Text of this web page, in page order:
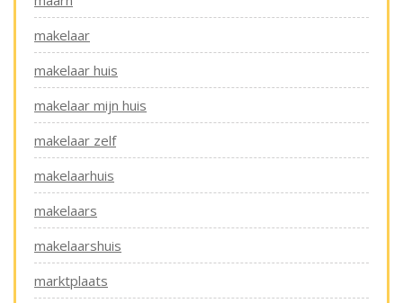
makelaar
makelaar huis
makelaar mijn huis
makelaar zelf
makelaarhuis
makelaars
makelaarshuis
marktplaats